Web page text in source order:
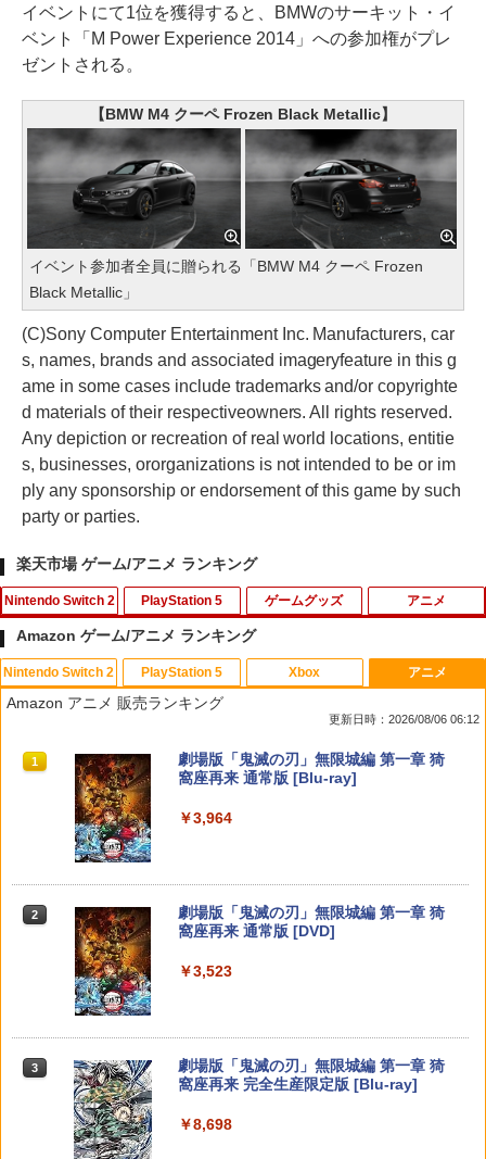
イベントにて1位を獲得すると、BMWのサーキット・イ
ベント「M Power Experience 2014」への参加権がプレ
ゼントされる。
【BMW M4 クーペ Frozen Black Metallic】
イベント参加者全員に贈られる「BMW M4 クーペ Frozen
Black Metallic」
(C)Sony Computer Entertainment Inc. Manufacturers, car
s, names, brands and associated imageryfeature in this g
ame in some cases include trademarks and/or copyrighte
d materials of their respectiveowners. All rights reserved.
Any depiction or recreation of real world locations, entitie
s, businesses, ororganizations is not intended to be or im
ply any sponsorship or endorsement of this game by such
party or parties.
楽天市場 ゲーム/アニメ ランキング
Nintendo Switch 2
1
Switch2 冷却ファン Nintendo switch 2
ドック 対応 スイッチ2 NS2 ドック 放熱
ベース 冷却スタンド クーリングファン
FF 3段階速度 静音設計 TVモード 熱対策
オーバーヒート防止 ゲーム機 周辺機器
2
任天堂純正品 Nintendo Switch タッチ
ペン Switch Switch2 スイッチ スイッチ
ndo ニンテンドースイッチ ニンテンド
テーブルモード専用 ポータブルUSBハブ
PlayStation 5
1
【中古】【18歳以上対象】Saints Row
(セインツロウ)ソフト:プレイステーショ
ン5ソフト／アクション・ゲーム
￥410
￥1,780
ダー 左側 左右兼用 ゲームパッド PS4 P
S5 コントローラースタンド ゲームパッ
ド 収納[コックピット レースゲーム]
ゲームグッズ
1 【中古】ドラゴンシャドウスペル
【中古】おどるメイドインワリオ - Wii
NewスーパーマリオブラザーズWii ノコ
アニメ
1
【中古】カーズ MovieNEX [純正ブルー
レイ＋純正ケース]
日】2026/7/29【Blu-rayDisc】
3
版》 (初回限定) 【Blu-ray】
Amazon ゲーム/アニメ ランキング
Nintendo Switch 2
1
スプラトゥーン レイダース|オンライン
コード版
￥5,832
2 スプラトゥーン レイダース -Switch2
3 Nintendo Switch 2(日本語・国内専用)
PlayStation 5
1
PlayStation 5 デジタル・エディション
日本語専用 Console Language: Japan
2
Beast of Reincarnation -PS5 【特典】
プロダクトコード 封入
￥7,286
3
【純正品】ディスクドライブ(CFI-ZDD1
J) PlayStation 5
￥11,849
Xbox
1
Xbox プリペイドカード 10,000円 デジ
タルコード 【旧 Xbox ギフトカード】
2
Xbox プリペイドカード 3,000円 デジタ
ルコード 【旧 Xbox ギフトカード】 [オ
3
Xbox プリペイドカード 1,000円 デジタ
ルコード 【旧 Xbox ギフトカード】 [オ
アニメ
Amazon アニメ 販売ランキング
更新日時：2026/08/06 06:12
1
劇場版「鬼滅の刃」無限城編 第一章 猗
窩座再来 通常版 [Blu-ray]
￥3,964
2
劇場版「鬼滅の刃」無限城編 第一章 猗
窩座再来 通常版 [DVD]
￥3,523
3
劇場版「鬼滅の刃」無限城編 第一章 猗
窩座再来 完全生産限定版 [Blu-ray]
￥8,698